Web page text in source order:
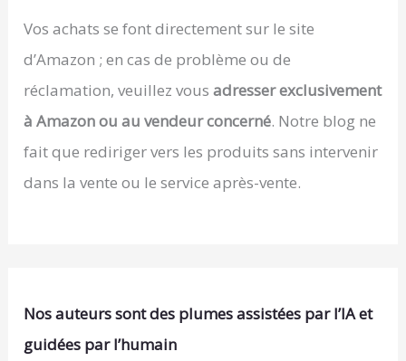
Vos achats se font directement sur le site
d’Amazon ; en cas de problème ou de
réclamation, veuillez vousadresser exclusivement
à Amazon ou au vendeur concerné. Notre blog ne
fait que rediriger vers les produits sans intervenir
dans la vente ou le service après-vente.
Nos auteurs sont des plumes assistées par l’IA et
guidées par l’humain